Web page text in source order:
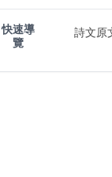
快速導
覽
詩文原